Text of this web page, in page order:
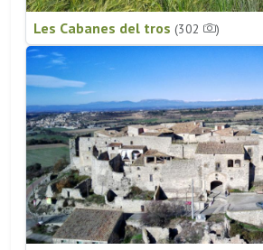
Les Cabanes del tros (302 )